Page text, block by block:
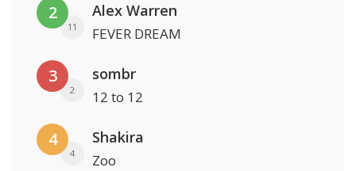
2
11
Alex Warren
FEVER DREAM
3
2
sombr
12 to 12
4
4
Shakira
Zoo